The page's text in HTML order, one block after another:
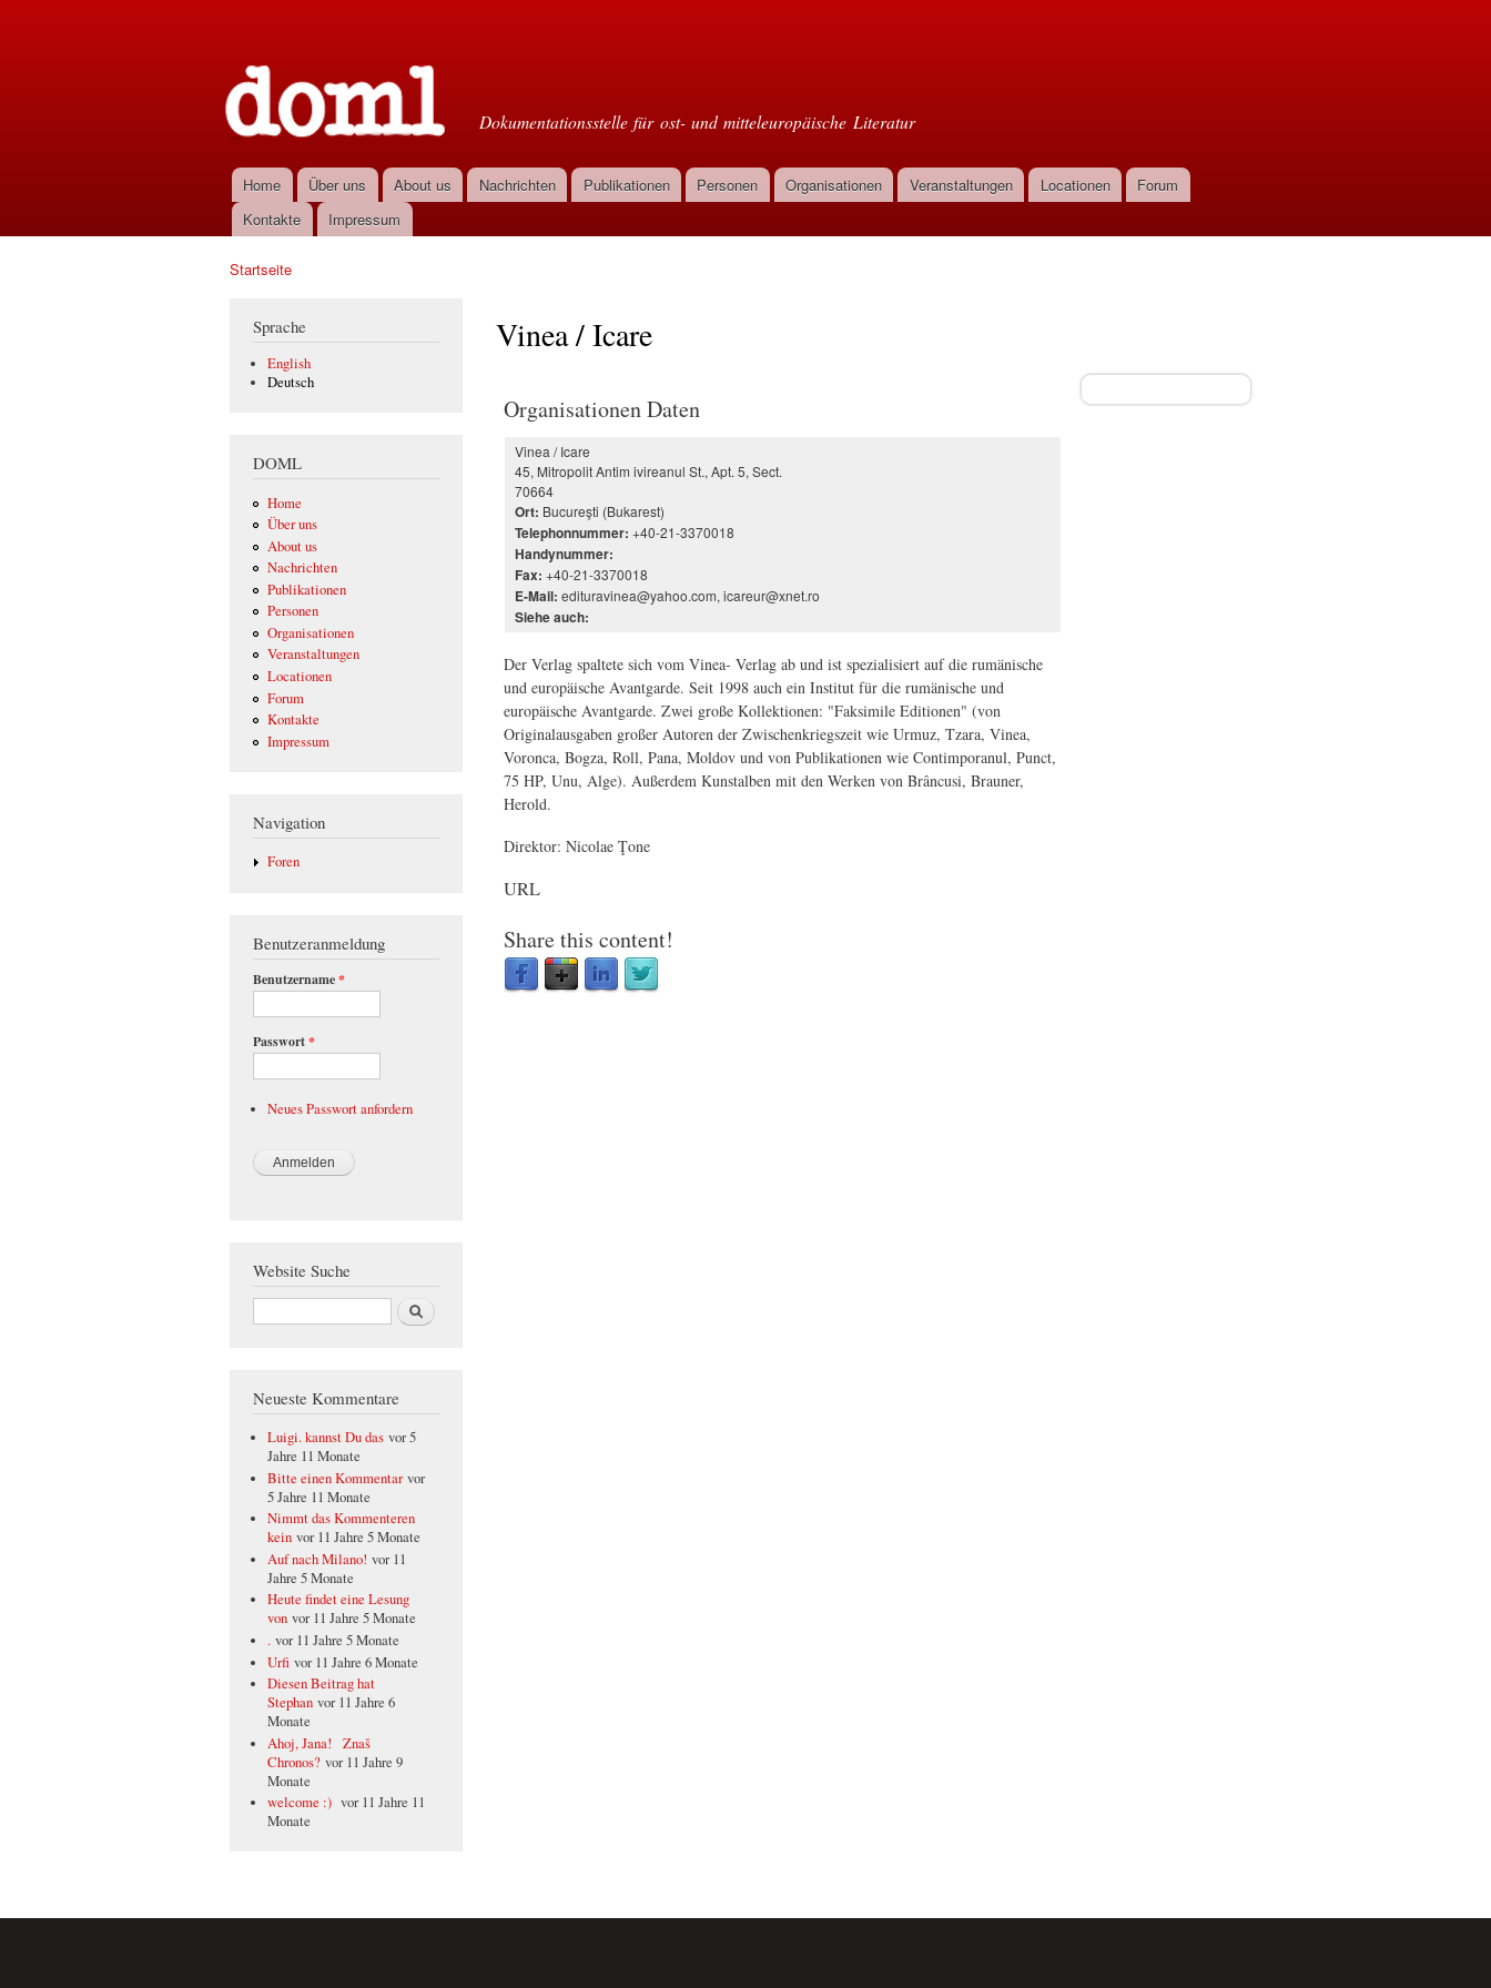
Dokumentationsstelle für ost- und mitteleuropäische Literatur
Hauptmenü
Home Über uns About us Nachrichten Publikationen Personen Organisationen Veranstaltungen Locationen
Forum
Kontakte
Impressum
Startseite
Sprache
English
Deutsch
DOML
Home
Über uns
About us
Nachrichten
Publikationen
Personen
Organisationen
Veranstaltungen
Locationen
Forum
Kontakte
Impressum
Navigation
Foren
Benutzeranmeldung
Benutzername*
Passwort*
Neues Passwort anfordern
Website Suche
Suche
Neueste Kommentare
Luigi. kannst Du das vor 5
Jahre 11 Monate
Bitte einen Kommentar vor
5 Jahre 11 Monate
Nimmt das Kommenteren
kein vor 11 Jahre 5 Monate
Auf nach Milano! vor 11
Jahre 5 Monate
Heute findet eine Lesung
von vor 11 Jahre 5 Monate
. vor 11 Jahre 5 Monate
Urfi vor 11 Jahre 6 Monate
Diesen Beitrag hat
Stephan vor 11 Jahre 6
Monate
Ahoj, Jana! Znaš
Chronos? vor 11 Jahre 9
Monate
welcome :) vor 11 Jahre 11
Monate
Vinea / Icare
Organisationen Daten
Vinea / Icare
45, Mitropolit Antim ivireanul St., Apt. 5, Sect.
70664
Ort: Bucureşti (Bukarest)
Telephonnummer: +40-21-3370018
Handynummer:
Fax: +40-21-3370018
E-Mail: edituravinea@yahoo.com, icareur@xnet.ro
Siehe auch:
Der Verlag spaltete sich vom Vinea- Verlag ab und ist spezialisiert auf die rumänische
und europäische Avantgarde. Seit 1998 auch ein Institut für die rumänische und
europäische Avantgarde. Zwei große Kollektionen: "Faksimile Editionen" (von
Originalausgaben großer Autoren der Zwischenkriegszeit wie Urmuz, Tzara, Vinea,
Voronca, Bogza, Roll, Pana, Moldov und von Publikationen wie Contimporanul, Punct,
75 HP, Unu, Alge). Außerdem Kunstalben mit den Werken von Brâncusi, Brauner,
Herold.
Direktor: Nicolae Ţone
URL
Share this content!